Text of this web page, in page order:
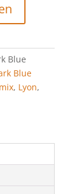
Blue
Blue
, Lyon,